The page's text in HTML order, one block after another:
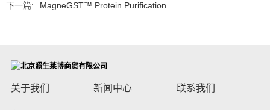
下一篇:
MagneGST™ Protein Purification...
关于我们 新闻中心 联系我们